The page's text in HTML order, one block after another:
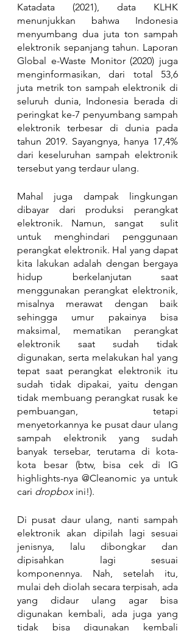
Katadata (2021), data KLHK
menunjukkan bahwa Indonesia
menyumbang dua juta ton sampah
elektronik sepanjang tahun. Laporan
Global e-Waste Monitor (2020) juga
menginformasikan, dari total 53,6
juta metrik ton sampah elektronik di
seluruh dunia, Indonesia berada di
peringkat ke-7 penyumbang sampah
elektronik terbesar di dunia pada
tahun 2019. Sayangnya, hanya 17,4%
dari keseluruhan sampah elektronik
tersebut yang terdaur ulang.
Mahal juga dampak lingkungan
dibayar dari produksi perangkat
elektronik. Namun, sangat  sulit
untuk menghindari penggunaan
perangkat elektronik. Hal yang dapat
kita lakukan adalah dengan bergaya
hidup berkelanjutan saat
menggunakan perangkat elektronik,
misalnya merawat dengan baik
sehingga umur pakainya bisa
maksimal, mematikan perangkat
elektronik saat sudah tidak
digunakan, serta melakukan hal yang
tepat saat perangkat elektronik itu
sudah tidak dipakai, yaitu dengan
tidak membuang perangkat rusak ke
pembuangan, tetapi
menyetorkannya ke pusat daur ulang
sampah elektronik yang sudah
banyak tersebar, terutama di kota-
kota besar (btw, bisa cek di IG
highlights-nya @Cleanomic ya untuk
cari dropbox ini!).
Di pusat daur ulang, nanti sampah
elektronik akan dipilah lagi sesuai
jenisnya, lalu dibongkar dan
dipisahkan lagi sesuai
komponennya. Nah, setelah itu,
mulai deh diolah secara terpisah, ada
yang didaur ulang agar bisa
digunakan kembali, ada juga yang
tidak bisa digunakan kembali